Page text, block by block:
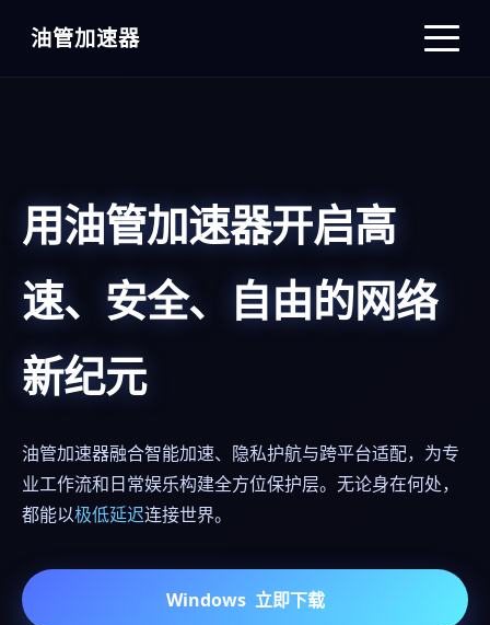
油管加速器
用油管加速器开启高
速、安全、自由的网络
新纪元
油管加速器融合智能加速、隐私护航与跨平台适配，为专
业工作流和日常娱乐构建全方位保护层。无论身在何处，
都能以极低延迟连接世界。
Windows 立即下载